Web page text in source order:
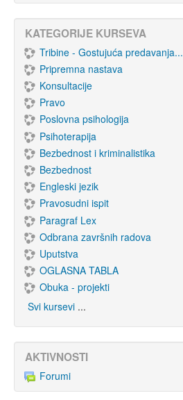
KATEGORIJE KURSEVA
Tribine - Gostujuća predavanja...
Pripremna nastava
Konsultacije
Pravo
Poslovna psihologija
Psihoterapija
Bezbednost i kriminalistika
Bezbednost
Engleski jezik
Pravosudni ispit
Paragraf Lex
Odbrana završnih radova
Uputstva
OGLASNA TABLA
Obuka - projekti
Svi kursevi ...
AKTIVNOSTI
Forumi